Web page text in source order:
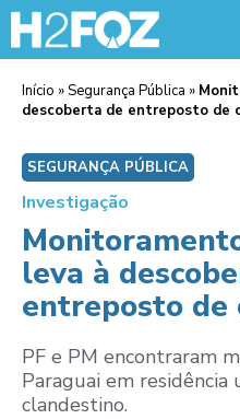
Início »Segurança Pública »
descoberta de entreposto de
SEGURANÇA PÚBLICA
Investigação
leva à
entreposto de
PF e PM encontraram
Paraguai em residência
clandestino.